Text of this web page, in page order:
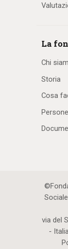
La
Chi
Storia
Cosa
Persone
via del
-